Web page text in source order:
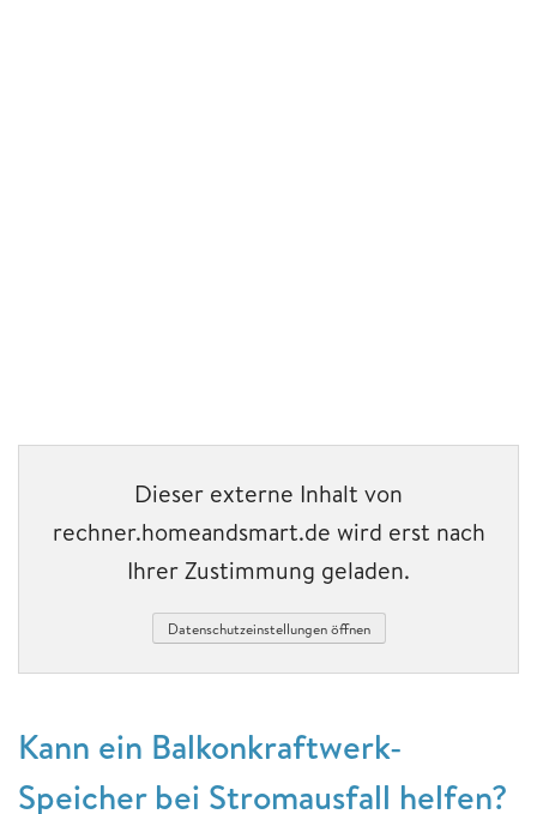
Dieser externe Inhalt von
rechner.homeandsmart.de wird erst nach
Ihrer Zustimmung geladen.
Datenschutzeinstellungen öffnen
Kann ein Balkonkraftwerk-
Speicher bei Stromausfall helfen?